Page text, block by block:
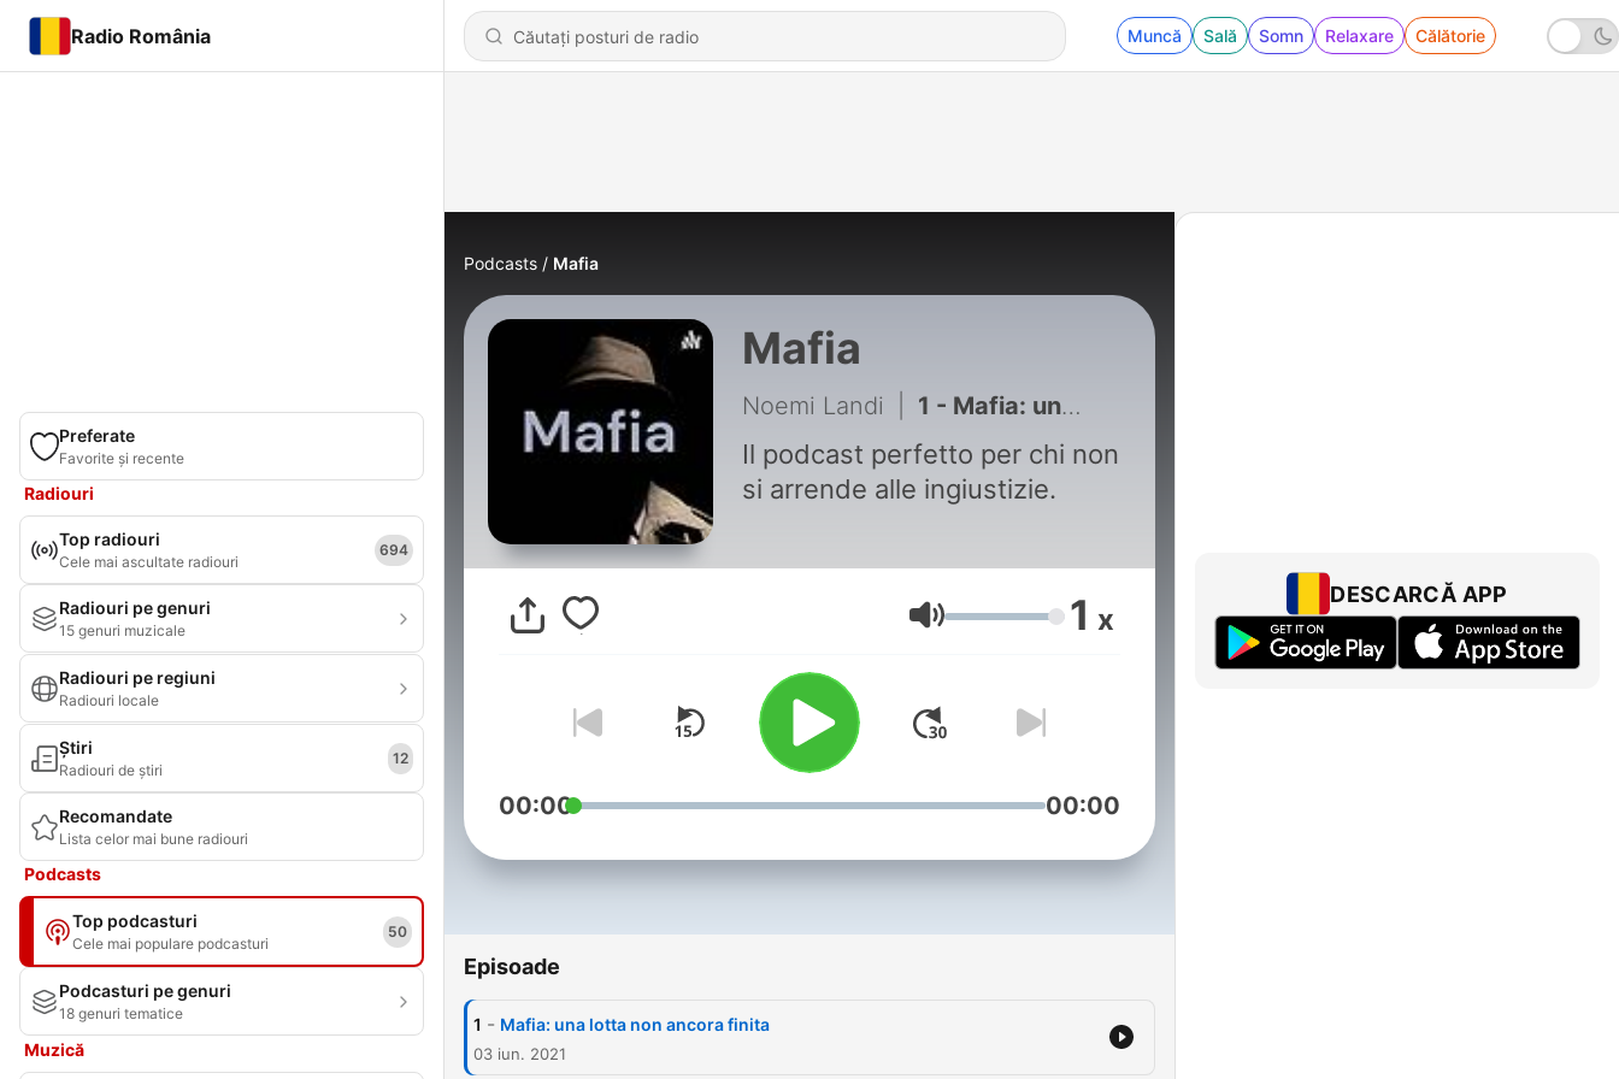
Radio România Muncă Sală Somn Relaxare Călătorie
Preferate
Favorite și recente
Radiouri
Top radiouri
Cele mai ascultate radiouri
694
Radiouri pe genuri
15 genuri muzicale
Radiouri pe regiuni
Radiouri locale
Știri
Radiouri de știri
12
Recomandate
Lista celor mai bune radiouri
Podcasts
Top podcasturi
Cele mai populare podcasturi
50
Podcasturi pe genuri
18 genuri tematice
Muzică
Podcasts Mafia
Mafia
Noemi Landi 1 - Mafia: una lotta non ancora finita
Il podcast perfetto per chi non
si arrende alle ingiustizie.
Volum 1 x
00:00 00:00
Episoade
1 - Mafia: una lotta non ancora finita
03 iun. 2021
DESCARCĂ APP